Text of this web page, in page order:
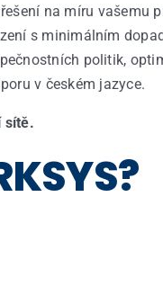
řešení na míru vašemu
s minimálním
politik,
v českém jazyce.
sítě.